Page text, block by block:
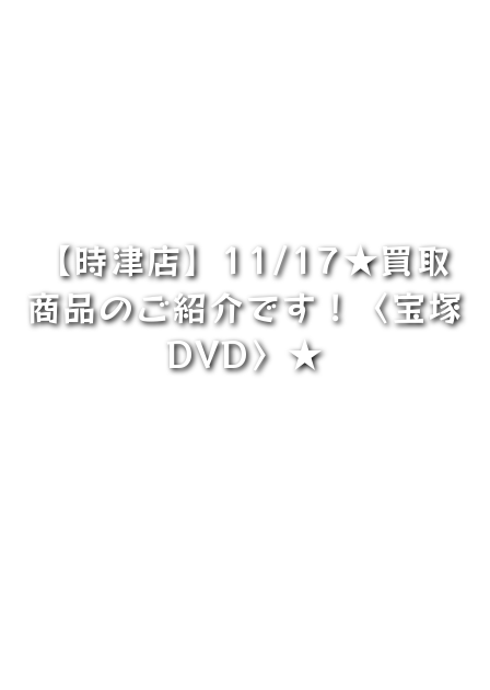
【時津店】11/17★買取
商品のご紹介です！〈宝塚
DVD〉★